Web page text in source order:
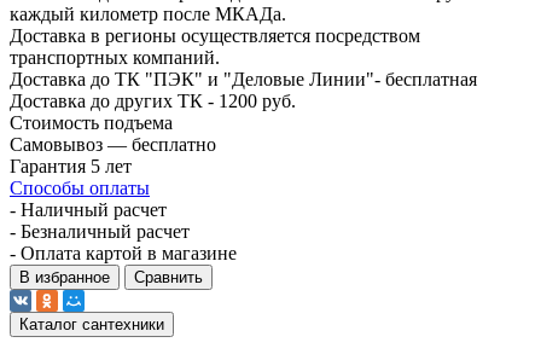
каждый километр после МКАДа.
Доставка в регионы осуществляется посредством
транспортных компаний.
Доставка до ТК "ПЭК" и "Деловые Линии"- бесплатная
Доставка до других ТК - 1200 руб.
Стоимость подъема
Самовывоз — бесплатно
Гарантия 5 лет
Способы оплаты
- Наличный расчет
- Безналичный расчет
- Оплата картой в магазине
В избранное Сравнить
Каталог сантехники